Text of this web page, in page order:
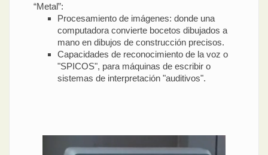
“Metal”:
Procesamiento de imágenes: donde una
computadora convierte bocetos dibujados a
mano en dibujos de construcción precisos.
Capacidades de reconocimiento de la voz o
"SPICOS", para máquinas de escribir o
sistemas de interpretación "auditivos".